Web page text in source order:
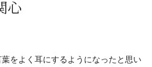
心
をよく耳にするようになったと思い